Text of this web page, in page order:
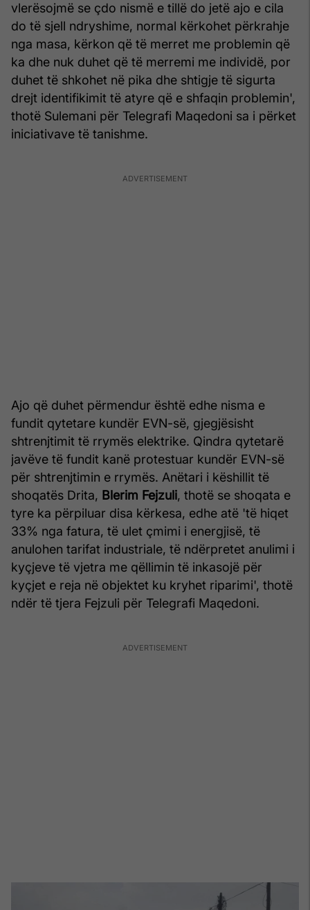
vlerësojmë se çdo nismë e tillë do jetë ajo e cila
do të sjell ndryshime, normal kërkohet përkrahje
nga masa, kërkon që të merret me problemin që
ka dhe nuk duhet që të merremi me individë, por
duhet të shkohet në pika dhe shtigje të sigurta
drejt identifikimit të atyre që e shfaqin problemin',
thotë Sulemani për Telegrafi Maqedoni sa i përket
iniciativave të tanishme.
Ajo që duhet përmendur është edhe nisma e
fundit qytetare kundër EVN-së, gjegjësisht
shtrenjtimit të rrymës elektrike. Qindra qytetarë
javëve të fundit kanë protestuar kundër EVN-së
për shtrenjtimin e rrymës. Anëtari i këshillit të
shoqatës Drita, Blerim Fejzuli, thotë se shoqata e
tyre ka përpiluar disa kërkesa, edhe atë 'të hiqet
33% nga fatura, të ulet çmimi i energjisë, të
anulohen tarifat industriale, të ndërpretet anulimi i
kyçjeve të vjetra me qëllimin të inkasojë për
kyçjet e reja në objektet ku kryhet riparimi', thotë
ndër të tjera Fejzuli për Telegrafi Maqedoni.